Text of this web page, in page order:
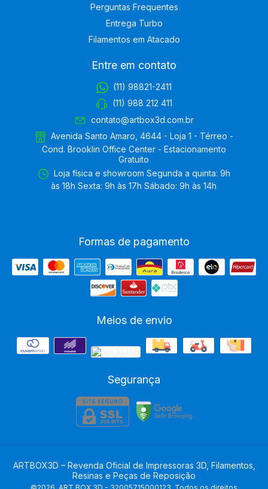
Perguntas Frequentes
Entrega Turbo
Filamentos em Atacado
Entre em contato
(11) 98821-2411
(11) 988 212 411
contato@artbox3d.com.br
Avenida Santo Amaro, 4644 - Loja 1 - Térreo -
Cond. Brooklin Office Center - Estacionamento
Gratuito
Loja física e showroom Segunda a quinta: 9h
às 18h Sexta: 9h às 17h Sábado: 9h às 14h
Formas de pagamento
Meios de envio
Segurança
ARTBOX3D – Revenda Oficial de Impressoras 3D, Filamentos,
Resinas e Peças de Reposição